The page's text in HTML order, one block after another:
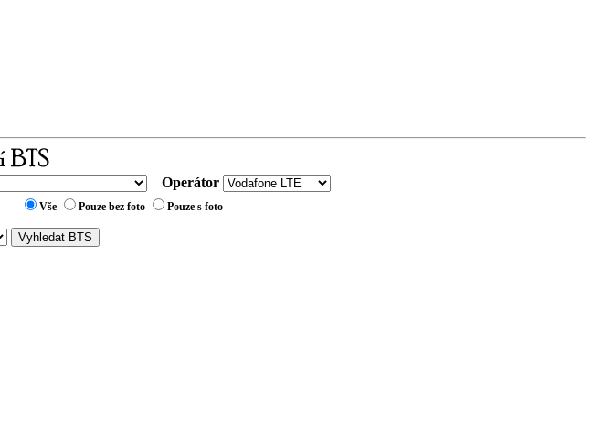
Operátor
Vše Pouze bez foto Pouze s foto